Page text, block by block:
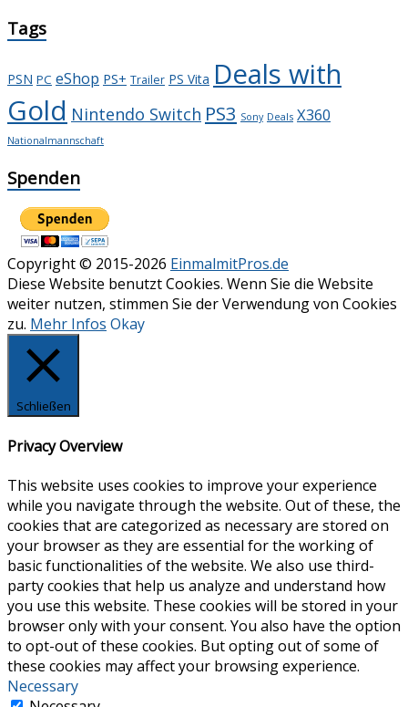
Tags
PSN PC eShop PS+ Trailer PS Vita Deals with
Gold Nintendo Switch PS3 Sony Deals X360
Nationalmannschaft
Spenden
Copyright © 2015-2026 EinmalmitPros.de
Diese Website benutzt Cookies. Wenn Sie die Website
weiter nutzen, stimmen Sie der Verwendung von Cookies
zu. Mehr Infos Okay
Schließen
Privacy Overview
This website uses cookies to improve your experience
while you navigate through the website. Out of these, the
cookies that are categorized as necessary are stored on
your browser as they are essential for the working of
basic functionalities of the website. We also use third-
party cookies that help us analyze and understand how
you use this website. These cookies will be stored in your
browser only with your consent. You also have the option
to opt-out of these cookies. But opting out of some of
these cookies may affect your browsing experience.
Necessary